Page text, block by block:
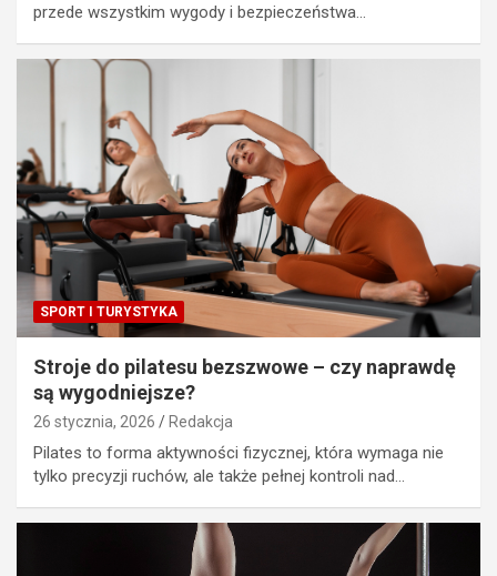
przede wszystkim wygody i bezpieczeństwa…
SPORT I TURYSTYKA
Stroje do pilatesu bezszwowe – czy naprawdę
są wygodniejsze?
26 stycznia, 2026 Redakcja
Pilates to forma aktywności fizycznej, która wymaga nie
tylko precyzji ruchów, ale także pełnej kontroli nad…